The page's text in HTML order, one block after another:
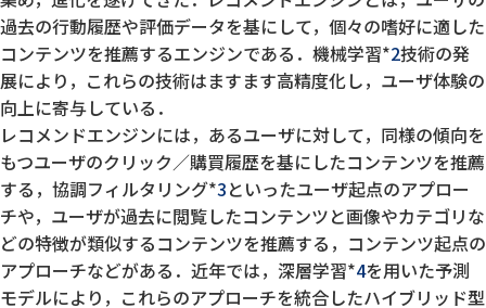
過去の行動履歴や評価データを基にして，個々の嗜好に適した
コンテンツを推薦するエンジンである．機械学習*2技術の発
展により，これらの技術はますます高精度化し，ユーザ体験の
向上に寄与している．
レコメンドエンジンには，あるユーザに対して，同様の傾向を
もつユーザのクリック／購買履歴を基にしたコンテンツを推薦
する，協調フィルタリング*3といったユーザ起点のアプロー
チや，ユーザが過去に閲覧したコンテンツと画像やカテゴリな
どの特徴が類似するコンテンツを推薦する，コンテンツ起点の
アプローチなどがある．近年では，深層学習*4を用いた予測
モデルにより，これらのアプローチを統合したハイブリッド型